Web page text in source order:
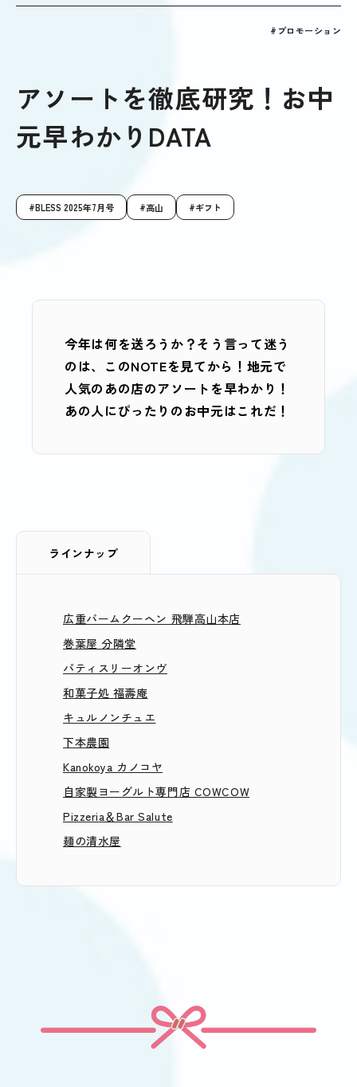
#プロモーション
アソートを徹底研究！お中
元早わかりDATA
BLESS 2025年7月号 高山 ギフト
今年は何を送ろうか？そう言って迷う
のは、このNOTEを見てから！地元で
人気のあの店のアソートを早わかり！
あの人にぴったりのお中元はこれだ！
ラインナップ
広重バームクーヘン 飛騨高山本店
巻葉屋 分隣堂
パティスリーオンヴ
和菓子処 福壽庵
キュルノンチュエ
下本農園
Kanokoya カノコヤ
自家製ヨーグルト専門店 COWCOW
Pizzeria＆Bar Salute
麺の清水屋